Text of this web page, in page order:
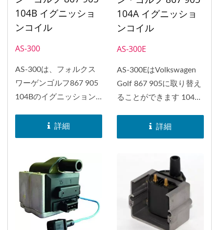
104B イグニッショ
ンコイル
AS-300
AS-300は、フォルクス
ワーゲンゴルフ867 905
104Bのイグニッション
できます。...詳細
104A イグニッショ
ンコイル
AS-300E
AS-300EはVolkswagen
Golf 867 905に取り替え
ることができます 104A
詳細